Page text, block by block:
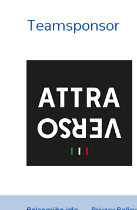
Teamsponsor